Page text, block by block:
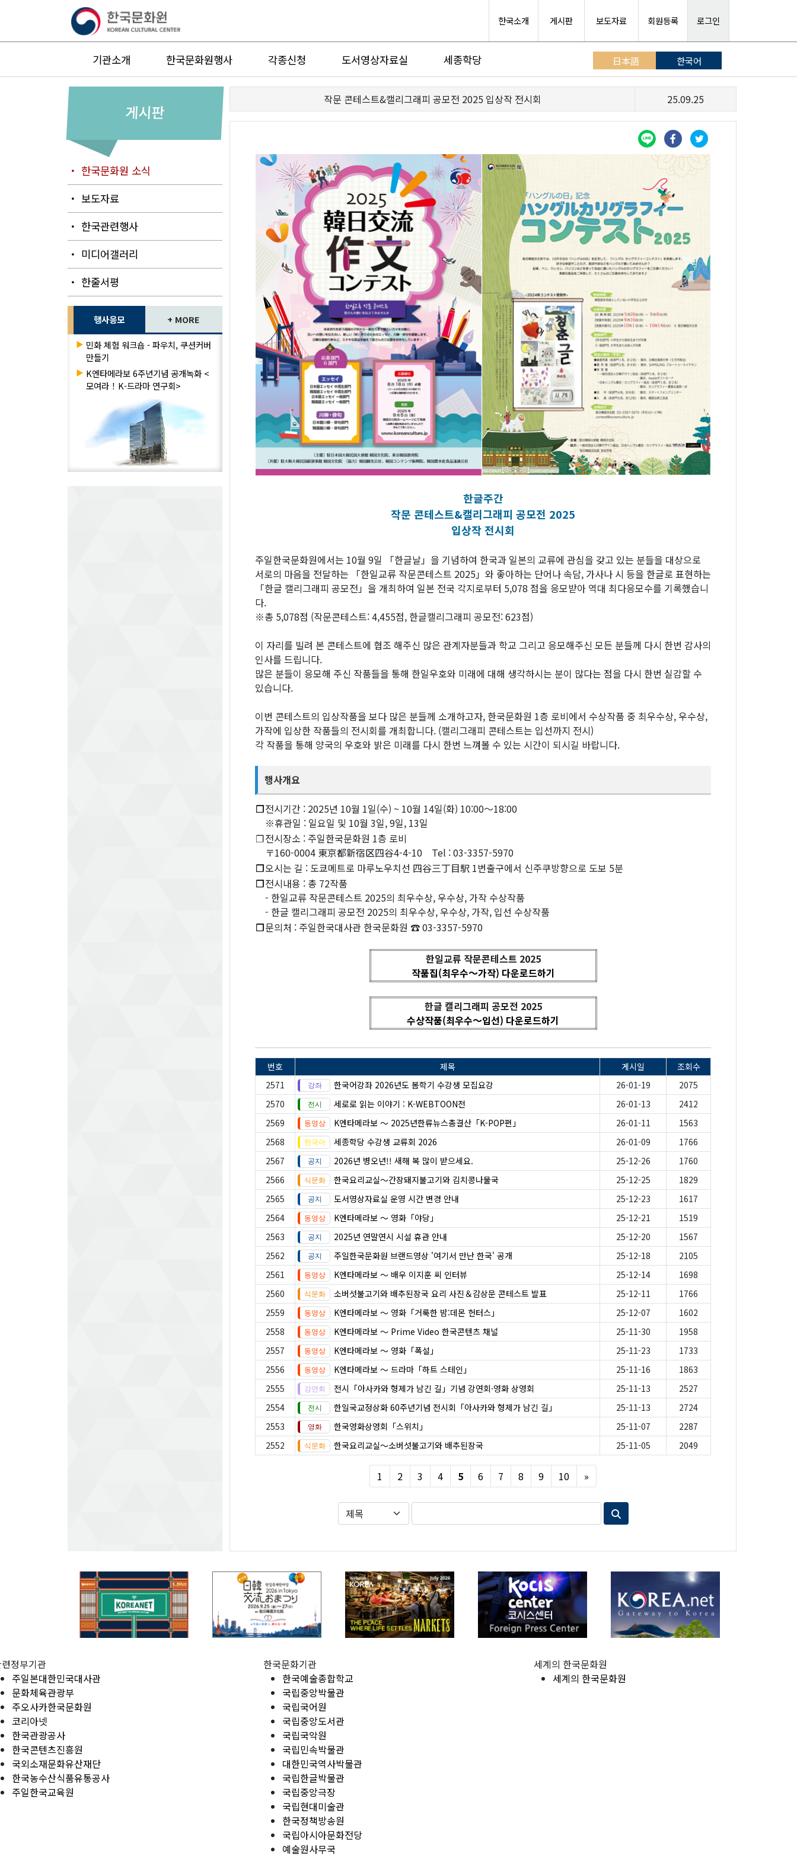
한국소개 게시판 보도자료 회원등록 로그인
기관소개 한국문화원행사 각종신청 도서영상자료실 세종학당 日本語 한국어
게시판
・ 한국문화원 소식
・ 보도자료
・ 한국관련행사
・ 미디어갤러리
・ 한줄서평
행사응모 + MORE
▶ 민화 체험 워크숍 - 파우치, 쿠션커버
만들기
▶ K엔타메라보 6주년기념 공개녹화 <
모여라！K-드라마 연구회>
작문 콘테스트&캘리그래피 공모전 2025 입상작 전시회 25.09.25
한글주간
작문 콘테스트&캘리그래피 공모전 2025
입상작 전시회
주일한국문화원에서는 10월 9일 「한글날」을 기념하여 한국과 일본의 교류에 관심을 갖고 있는 분들을 대상으로
서로의 마음을 전달하는 「한일교류 작문콘테스트 2025」와 좋아하는 단어나 속담, 가사나 시 등을 한글로 표현하는
「한글 캘리그래피 공모전」을 개최하여 일본 전국 각지로부터 5,078 점을 응모받아 역대 최다응모수를 기록했습니
다.
※총 5,078점 (작문콘테스트: 4,455점, 한글캘리그래피 공모전: 623점)
이 자리를 빌려 본 콘테스트에 협조 해주신 많은 관계자분들과 학교 그리고 응모해주신 모든 분들께 다시 한번 감사의
인사를 드립니다.
많은 분들이 응모해 주신 작품들을 통해 한일우호와 미래에 대해 생각하시는 분이 많다는 점을 다시 한번 실감할 수
있습니다.
이번 콘테스트의 입상작품을 보다 많은 분들께 소개하고자, 한국문화원 1층 로비에서 수상작품 중 최우수상, 우수상,
가작에 입상한 작품들의 전시회를 개최합니다. (캘리그래피 콘테스트는 입선까지 전시)
각 작품을 통해 양국의 우호와 밝은 미래를 다시 한번 느껴볼 수 있는 시간이 되시길 바랍니다.
행사개요
❐전시기간 : 2025년 10월 1일(수) ~ 10월 14일(화) 10:00〜18:00
※휴관일 : 일요일 및 10월 3일, 9일, 13일
❐전시장소 : 주일한국문화원 1층 로비
〒160-0004 東京都新宿区四谷4-4-10 Tel : 03-3357-5970
❐오시는 길 : 도쿄메트로 마루노우치선 四谷三丁目駅 1번출구에서 신주쿠방향으로 도보 5분
❐전시내용 : 총 72작품
- 한일교류 작문콘테스트 2025의 최우수상, 우수상, 가작 수상작품
- 한글 캘리그래피 공모전 2025의 최우수상, 우수상, 가작, 입선 수상작품
❐문의처 : 주일한국대사관 한국문화원 ☎ 03-3357-5970
한일교류 작문콘테스트 2025
작품집(최우수～가작) 다운로드하기
한글 캘리그래피 공모전 2025
수상작품(최우수～입선) 다운로드하기
번호 제목 게시일
조회수
2571
한국어강좌 2026년도 봄학기 수강생 모집요강 26-01-19
2075
2570
세로로 읽는 이야기 : K-WEBTOON전 26-01-13
2412
2569
K엔타메라보 ～ 2025년한류뉴스총결산「K-POP편」 26-01-11
1563
2568
세종학당 수강생 교류회 2026 26-01-09
1766
2567
2026년 병오년!! 새해 복 많이 받으세요. 25-12-26
1760
2566
한국요리교실〜간장돼지불고기와 김치콩나물국 25-12-25
1829
2565
도서영상자료실 운영 시간 변경 안내 25-12-23
1617
2564
K엔타메라보 ～ 영화「야당」 25-12-21
1519
2563
2025년 연말연시 시설 휴관 안내 25-12-20
1567
2562
주일한국문화원 브랜드영상 '여기서 만난 한국' 공개 25-12-18
2105
2561
K엔타메라보 ～ 배우 이지훈 씨 인터뷰 25-12-14
1698
2560
소버섯불고기와 배추된장국 요리 사진＆감상문 콘테스트 발표 25-12-11
1766
2559
K엔타메라보 ～ 영화「거룩한 밤:데몬 헌터스」 25-12-07
1602
2558
K엔타메라보 ～ Prime Video 한국콘텐츠 채널 25-11-30
1958
2557
K엔타메라보 ～ 영화「폭설」 25-11-23
1733
2556
K엔타메라보 ～ 드라마「하트 스테인」 25-11-16
1863
2555
전시「아사카와 형제가 남긴 길」기념 강연회·영화 상영회 25-11-13
2527
2554
한일국교정상화 60주년기념 전시회「아사카와 형제가 남긴 길」 25-11-13
2724
2553
한국영화상영회「스위치」 25-11-07
2287
2552
한국요리교실〜소버섯불고기와 배추된장국 25-11-05 2049
1 2 3 4 5 6 7 8 9 10 »
정부기관
주일본대한민국대사관
문화체육관광부
주오사카한국문화원
코리아넷
한국관광공사
한국콘텐츠진흥원
국외소재문화유산재단
한국농수산식품유통공사
주일한국교육원
한국문화기관
한국예술종합학교
국립중앙박물관
국립국어원
국립중앙도서관
국립국악원
국립민속박물관
대한민국역사박물관
국립한글박물관
국립중앙극장
국립현대미술관
한국정책방송원
국립아시아문화전당
예술원사무국
세계의 한국문화원
세계의 한국문화원